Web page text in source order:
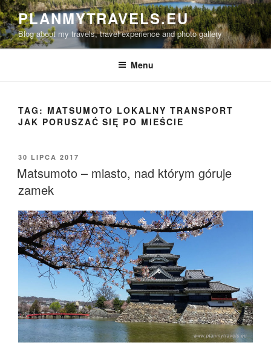
Przejdź
do
treści
PLANMYTRAVELS.EU
Blog about my travels, travel experience and photo gallery
Menu
TAG: MATSUMOTO LOKALNY TRANSPORT
JAK PORUSZAĆ SIĘ PO MIEŚCIE
OPUBLIKOWANE
W
30 LIPCA 2017
Matsumoto – miasto, nad którym góruje
zamek